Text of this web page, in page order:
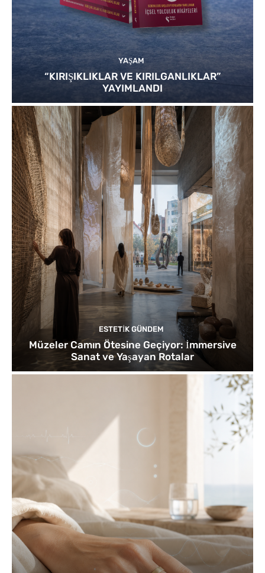
YAŞAM
“KIRIŞIKLIKLAR VE KIRILGANLIKLAR”
YAYIMLANDI
ESTETIK GÜNDEM
Müzeler Camın Ötesine Geçiyor: İmmersive
Sanat ve Yaşayan Rotalar